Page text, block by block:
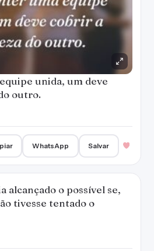
unida, um deve
outro.
WhatsApp Salvar
alcançado o possível se,
tivesse tentado o